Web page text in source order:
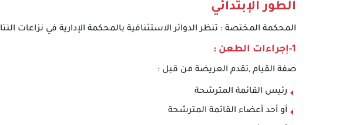
الطور الإبتدائي
المحكمة المختصة : تنظر الدوائر الاستئنافية بالمحكمة الإدارية في نزاعات
1-إجراءات الطعن :
صفة القيام ,تقدم العريضة من قبل :
رئيس القائمة المترشحة
أو أحد أعضاء القائمة المترشحة